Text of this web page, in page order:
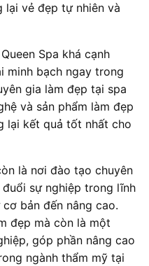
vẻ đẹp tự nhiên và
Spa khá cạnh
minh bạch ngay trong
gia làm đẹp tại spa
và sản phẩm làm đẹp
lại kết quả tốt nhất cho
là nơi đào tạo chuyên
sự nghiệp trong lĩnh
bản đến nâng cao.
đẹp mà còn là một
góp phần nâng cao
ngành thẩm mỹ tại